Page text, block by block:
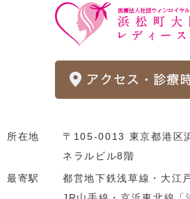
所在地
〒105-0013 東京都港区
ネラルビル8階
最寄駅
都営地下鉄浅草線・大江